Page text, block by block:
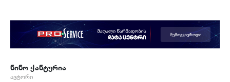
ნინო ჭანტურია
ავტორი